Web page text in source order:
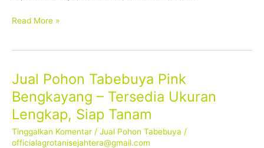
Read More »
Jual Pohon Tabebuya Pink
Bengkayang – Tersedia Ukuran
Lengkap, Siap Tanam
Tinggalkan Komentar / Jual Pohon Tabebuya /
officialagrotanisejahtera@gmail.com
Jual
Pohon
Tabebuya
Pink
Bengkayang
–